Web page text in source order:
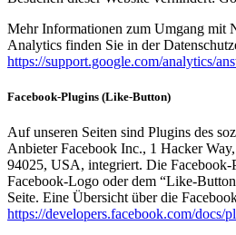
Mehr Informationen zum Umgang mit
Analytics finden Sie in der
https://support.google.com/analytics/
Facebook-Plugins (Like-Button)
Auf unseren Seiten sind Plugins des
Anbieter Facebook Inc., 1 Hacker
94025, USA, integriert. Die Facebook-
Facebook-Logo oder dem “Like-
Seite. Eine Übersicht über die
https://developers.facebook.com/docs/